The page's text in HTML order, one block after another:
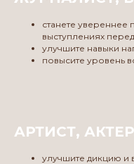
станете
выступлениях
улучшите навыки
повысите уровень
АРТИСТ,
улучшите дикцию и